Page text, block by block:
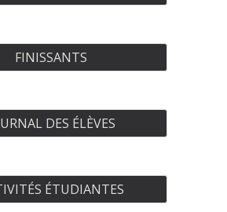
FINISSANTS
DES ÉLÈVES
ÉTUDIANTES